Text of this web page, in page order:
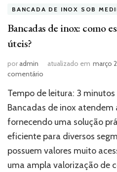
BANCADA DE INOX SOB
Bancadas de inox: como
úteis?
poradmin atualizado em março
comentário
de
inox:
esses
objetos
podem
ser
úteis?
Tempo de leitura: 3 minutos
Bancadas de inox atendem
fornecendo uma solução
eficiente para diversos
possuem valores muito
uma ampla valorização de